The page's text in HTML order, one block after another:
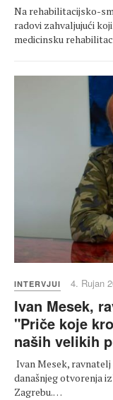
Na rehabilitacijsko-
radovi zahvaljujući
medicinsku
INTERVJUI 4. Rujan
Ivan Mesek,
"Priče koje
naših velikih
Ivan Mesek, ravnatelj
današnjeg otvorenja
Zagrebu.…